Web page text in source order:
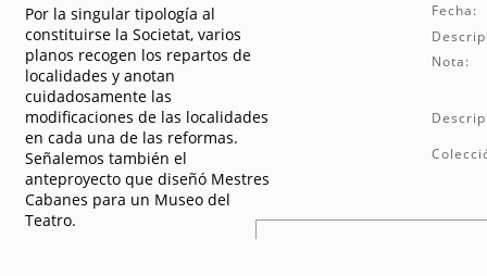
Por la singular tipología al
constituirse la Societat, varios
planos recogen los repartos de
localidades y anotan
cuidadosamente las
modificaciones de las localidades
en cada una de las reformas.
Señalemos también el
anteproyecto que diseñó Mestres
Cabanes para un Museo del
Teatro.
Fecha:
Nota: